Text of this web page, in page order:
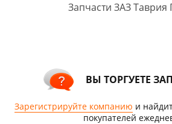
Запчасти ЗАЗ Таврия
ВЫ ТОРГУЕТЕ
Зарегистрируйте компанию и
покупателей